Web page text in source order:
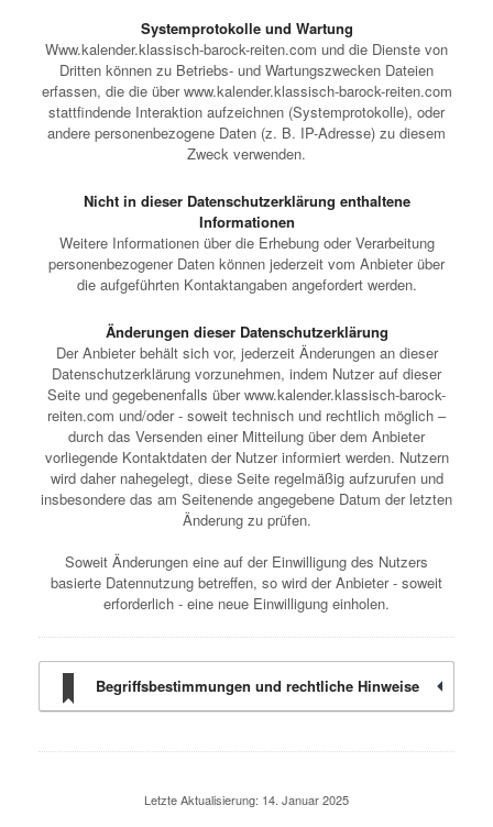
Systemprotokolle und Wartung
Www.kalender.klassisch-barock-reiten.com und die Dienste von
Dritten können zu Betriebs- und Wartungszwecken Dateien
erfassen, die die über www.kalender.klassisch-barock-reiten.com
stattfindende Interaktion aufzeichnen (Systemprotokolle), oder
andere personenbezogene Daten (z. B. IP-Adresse) zu diesem
Zweck verwenden.
Nicht in dieser Datenschutzerklärung enthaltene
Informationen
Weitere Informationen über die Erhebung oder Verarbeitung
personenbezogener Daten können jederzeit vom Anbieter über
die aufgeführten Kontaktangaben angefordert werden.
Änderungen dieser Datenschutzerklärung
Der Anbieter behält sich vor, jederzeit Änderungen an dieser
Datenschutzerklärung vorzunehmen, indem Nutzer auf dieser
Seite und gegebenenfalls über www.kalender.klassisch-barock-
reiten.com und/oder - soweit technisch und rechtlich möglich –
durch das Versenden einer Mitteilung über dem Anbieter
vorliegende Kontaktdaten der Nutzer informiert werden. Nutzern
wird daher nahegelegt, diese Seite regelmäßig aufzurufen und
insbesondere das am Seitenende angegebene Datum der letzten
Änderung zu prüfen.
Soweit Änderungen eine auf der Einwilligung des Nutzers
basierte Datennutzung betreffen, so wird der Anbieter - soweit
erforderlich - eine neue Einwilligung einholen.
Begriffsbestimmungen und rechtliche Hinweise
Letzte Aktualisierung: 14. Januar 2025